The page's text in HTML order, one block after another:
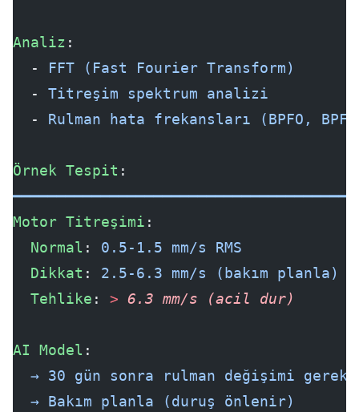
Analiz :
  -
FFT (Fast Fourier Transform)
  -
Titreşim spektrum analizi
  -
Rulman hata frekansları (BPFO,
Örnek Tespit :
Motor Titreşimi :
  Normal
: 0.5-1.5 mm/s RMS
  Dikkat
: 2.5-6.3 mm/s (bakım planla)
  Tehlike
: > 6.3 mm/s (acil dur)
AI Model :
→ 30 gün sonra rulman değişimi
  → Bakım planla (duruş önlenir)